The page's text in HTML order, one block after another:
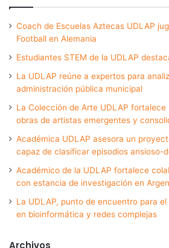
Coach de Escuelas Aztecas UDLAP
Football en Alemania
Estudiantes STEM de la UDLAP
La UDLAP reúne a expertos para
administración pública municipal
La Colección de Arte UDLAP
obras de artistas emergentes y
Académica UDLAP asesora un
capaz de clasificar episodios ansioso-
Académico de la UDLAP fortalece
con estancia de investigación en
La UDLAP, punto de encuentro para
en bioinformática y redes complejas
Archivos